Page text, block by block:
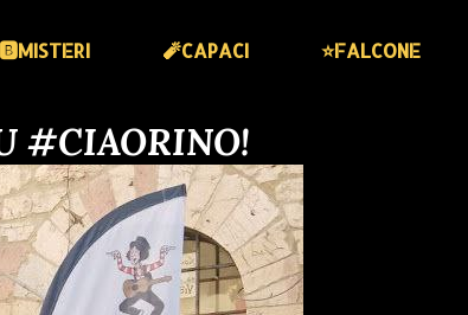
🅱️MISTERI 🧨CAPACI ⭐️FALCONE
#CIAORINO!